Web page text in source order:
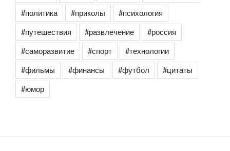
#политика
#приколы
#психология
#путешествия
#развлечение
#россия
#саморазвитие
#спорт
#технологии
#фильмы
#финансы #футбол
#цитаты
#юмор